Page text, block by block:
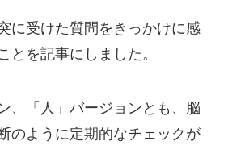
に受けた質問をきっかけに感
とを記事にしました。
、「人」バージョンとも、脳
のように定期的なチェックが